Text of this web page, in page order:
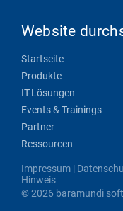
Website
Startseite
Produkte
IT-Lösungen
Events & Trainings
Partner
Ressourcen
Impressum |
Hinweis
© 2026 baramundi